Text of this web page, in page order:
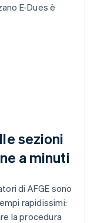
E-Dues è
sezioni
a minuti
di AFGE sono
rapidissimi:
la procedura